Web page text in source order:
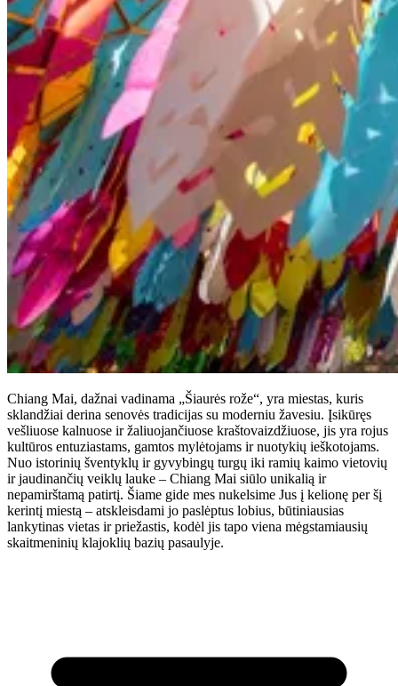
Chiang Mai, dažnai vadinama „Šiaurės rože“, yra miestas, kuris
sklandžiai derina senovės tradicijas su moderniu žavesiu. Įsikūręs
vešliuose kalnuose ir žaliuojančiuose kraštovaizdžiuose, jis yra rojus
kultūros entuziastams, gamtos mylėtojams ir nuotykių ieškotojams.
Nuo istorinių šventyklų ir gyvybingų turgų iki ramių kaimo vietovių
ir jaudinančių veiklų lauke – Chiang Mai siūlo unikalią ir
nepamirštamą patirtį. Šiame gide mes nukelsime Jus į kelionę per šį
kerintį miestą – atskleisdami jo paslėptus lobius, būtiniausias
lankytinas vietas ir priežastis, kodėl jis tapo viena mėgstamiausių
skaitmeninių klajoklių bazių pasaulyje.